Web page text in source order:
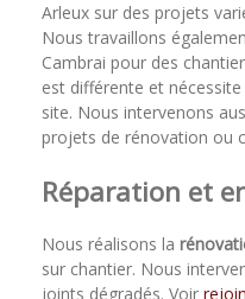
Arleux sur des projets
Nous travaillons
Cambrai pour des
est différente et
site. Nous intervenons
projets de rénovation ou
Réparation et
Nous réalisons la
sur chantier. Nous
joints dégradés. Voir